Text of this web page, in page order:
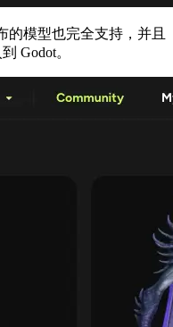
的模型也完全支持，并且
Godot。